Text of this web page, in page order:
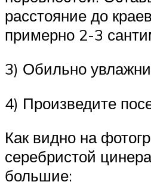
расстояние до
примерно 2-3
3) Обильно
4) Произведите
Как видно на
серебристой
большие: